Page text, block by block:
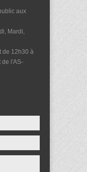
aux
Mardi,
de 12h30 à
de l'AS-